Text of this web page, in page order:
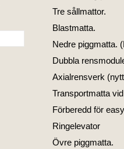
Tre sållmattor.
Blastmatta.
Nedre piggmatta.
Dubbla
Axialrensverk
Transportmatta
Förberedd för
Ringelevator
Övre piggmatta.